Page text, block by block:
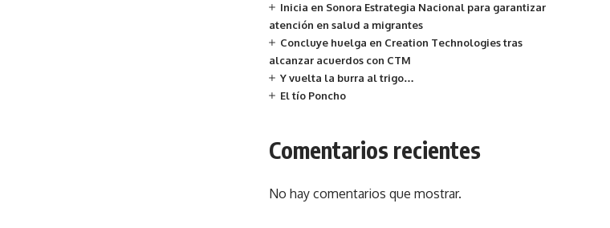
Inicia en Sonora Estrategia Nacional para garantizar
atención en salud a migrantes
Concluye huelga en Creation Technologies tras
alcanzar acuerdos con CTM
Y vuelta la burra al trigo…
El tío Poncho
Comentarios recientes
No hay comentarios que mostrar.